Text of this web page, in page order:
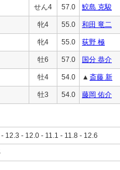
せん4 57.0 鮫島 克駿
牝4 55.0 和田 竜二
牝4 55.0 荻野 極
牡6 57.0 国分 恭介
牡4 54.0 ▲ 斎藤 新
牡3 54.0 藤岡 佑介
12.3 - 12.0 - 11.1 - 11.8 - 12.6